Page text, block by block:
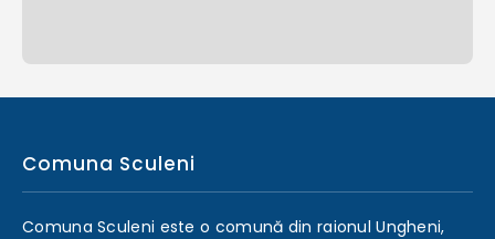
Comuna Sculeni
Comuna Sculeni este o comună din raionul Ungheni,